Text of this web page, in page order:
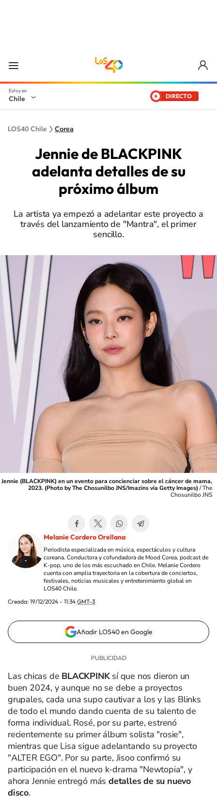
Chile DIRECTO
LOS40 Chile Corea
Jennie de BLACKPINK
adelanta detalles de su
próximo álbum
La artista ya empezó a adelantar este proyecto a
través del lanzamiento de "Mantra", el primer
sencillo.
Jennie (BLACKPINK) en un evento para concienciar sobre el cáncer de mama,
2023. (Photo by The Chosunilbo JNS/Imazins via Getty Images) /The
Chosunilbo JNS
Melanie Cordero Orellana
Periodista especializada en música, espectáculos y cultura
coreana. Conductora y cofundadora de Mood Corea, podcast de
K-pop, uno de los más escuchado en Chile. Melanie Cordero
cuenta con amplia trayectoria en la cobertura de conciertos,
festivales, noticias musicales y entretenimiento global en
LOS40 Chile.
Creada: 19/12/2024 - 11:34 GMT-3
Añadir LOS40 en Google
Las chicas de BLACKPINK sí que nos dieron un
buen 2024, y aunque no se debe a proyectos
grupales, cada una supo cautivar a los y las Blinks
de todo el mundo dando cuenta de su talento de
forma individual. Rosé, por su parte, estrenó
recientemente su primer álbum solista "rosie",
mientras que Lisa sigue adelantando su proyecto
"ALTER EGO". Por su parte, Jisoo confirmó su
participación en el nuevo k-drama "Newtopia", y
ahora Jennie entregó másdetalles de su nuevo
disco.